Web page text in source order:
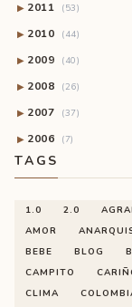
▶ 2011 (53)
▶ 2010 (44)
▶ 2009 (40)
▶ 2008 (26)
▶ 2007 (37)
▶ 2006 (7)
TAGS
1.0 2.0
AMOR
BEBE
BLOG
CAMPITO
CLIMA